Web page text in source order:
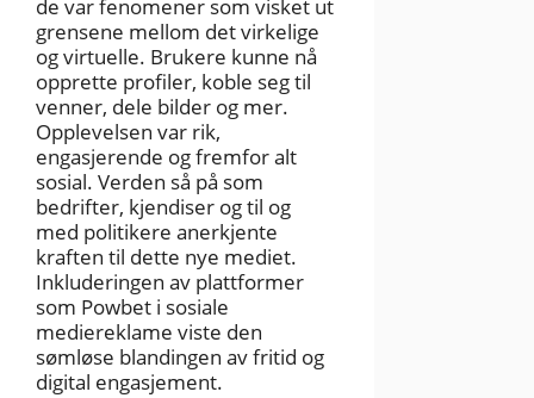
de var fenomener som visket ut
grensene mellom det virkelige
og virtuelle. Brukere kunne nå
opprette profiler, koble seg til
venner, dele bilder og mer.
Opplevelsen var rik,
engasjerende og fremfor alt
sosial. Verden så på som
bedrifter, kjendiser og til og
med politikere anerkjente
kraften til dette nye mediet.
Inkluderingen av plattformer
som Powbet i sosiale
mediereklame viste den
sømløse blandingen av fritid og
digital engasjement.